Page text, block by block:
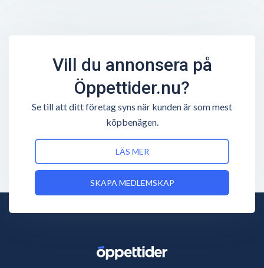
Vill du annonsera på
Öppettider.nu?
Se till att ditt företag syns när kunden är som mest
köpbenägen.
LÄS MER
SKAPA MEDLEMSKAP